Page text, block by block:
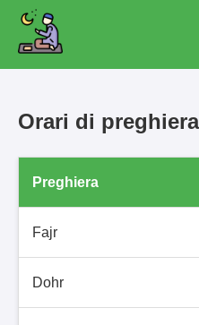
Orari di
Preghiera
Fajr
Dohr